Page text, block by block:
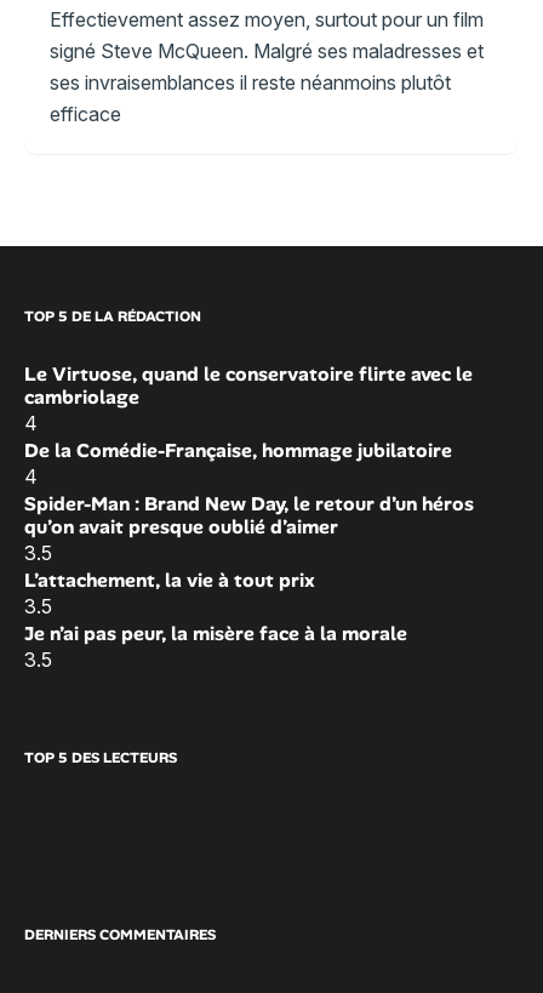
Effectievement assez moyen, surtout pour un film
signé Steve McQueen. Malgré ses maladresses et
ses invraisemblances il reste néanmoins plutôt
efficace
TOP 5 DE LA RÉDACTION
Le Virtuose, quand le conservatoire flirte avec le
cambriolage
4
De la Comédie-Française, hommage jubilatoire
4
Spider-Man : Brand New Day, le retour d’un héros
qu’on avait presque oublié d’aimer
3.5
L’attachement, la vie à tout prix
3.5
Je n’ai pas peur, la misère face à la morale
3.5
TOP 5 DES LECTEURS
DERNIERS COMMENTAIRES